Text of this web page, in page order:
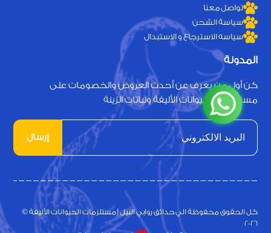
تواصل معنا
سياسة الشحن
سياسه الاسترجاع و الاستبدال
المدونة
كن أول من يعرف عن أحدث العروض والخصومات على
مستلزمات الحيوانات الأليفة ونباتات الزينة
إرسال
كل الحقوق محفوظة الي حدائق روابي النيل | مستلزمات الحيوانات الأليفة ©
2026